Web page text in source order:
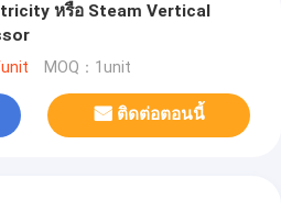
หรือ Steam Vertical
MOQ：1unit
ติดต่อตอนนี้